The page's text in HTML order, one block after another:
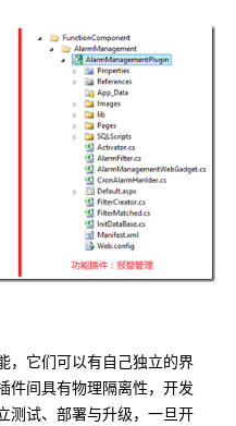
，它们可以有自己独立的界
件间具有物理隔离性，开发
测试、部署与升级，一旦开